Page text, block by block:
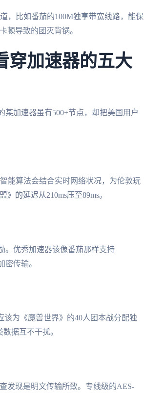
，比如番茄的100M独享带宽线路，能保
顿导致的团灭背锅。
穿加速器的五大
某加速器虽有500+节点，却把美国用户
能算法会结合实时网络状况，为伦敦玩
的延迟从210ms压至89ms。
。优秀加速器该像番茄那样支持
密传输。
该为《魔兽世界》的40人团本战分配独
据互不干扰。
发现是明文传输所致。专线级的AES-